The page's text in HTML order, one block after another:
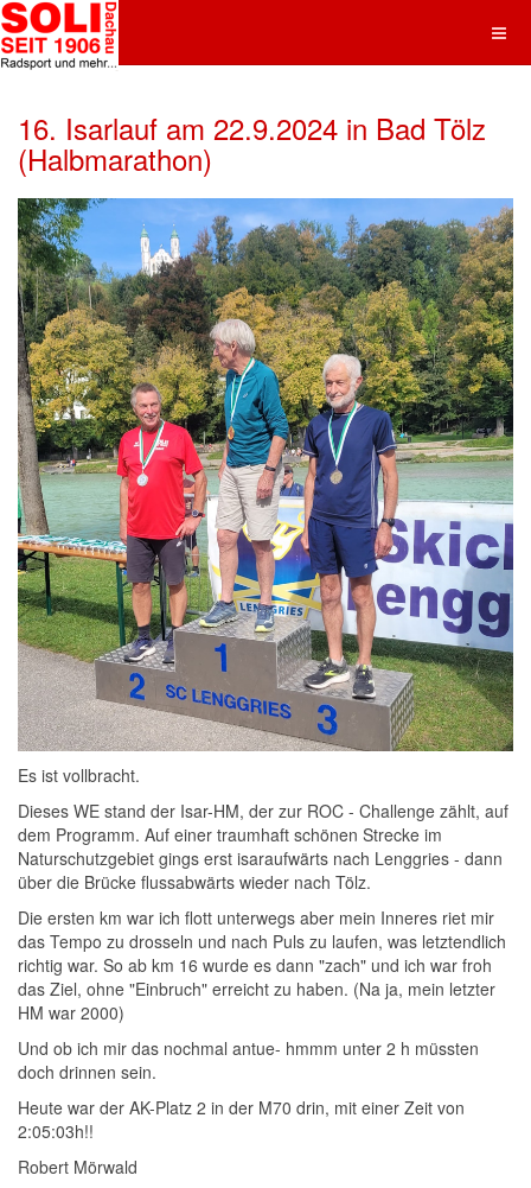
16. Isarlauf am 22.9.2024 in Bad Tölz
(Halbmarathon)
Es ist vollbracht.
Dieses WE stand der Isar-HM, der zur ROC - Challenge zählt, auf
dem Programm. Auf einer traumhaft schönen Strecke im
Naturschutzgebiet gings erst isaraufwärts nach Lenggries - dann
über die Brücke flussabwärts wieder nach Tölz.
Die ersten km war ich flott unterwegs aber mein Inneres riet mir
das Tempo zu drosseln und nach Puls zu laufen, was letztendlich
richtig war. So ab km 16 wurde es dann "zach" und ich war froh
das Ziel, ohne "Einbruch" erreicht zu haben. (Na ja, mein letzter
HM war 2000)
Und ob ich mir das nochmal antue- hmmm unter 2 h müssten
doch drinnen sein.
Heute war der AK-Platz 2 in der M70 drin, mit einer Zeit von
2:05:03h!!
Robert Mörwald